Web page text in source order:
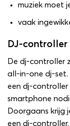
muziek moet
vaak
DJ-controller
De dj-controller
all-in-one dj-set.
een dj-
smartphone
Doorgaans krijg
een dj-